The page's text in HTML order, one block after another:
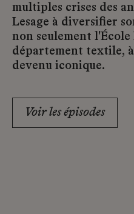
multiples crises des
Lesage à diversifier
non seulement l'École
département textile,
devenu iconique.
Voir les épisodes